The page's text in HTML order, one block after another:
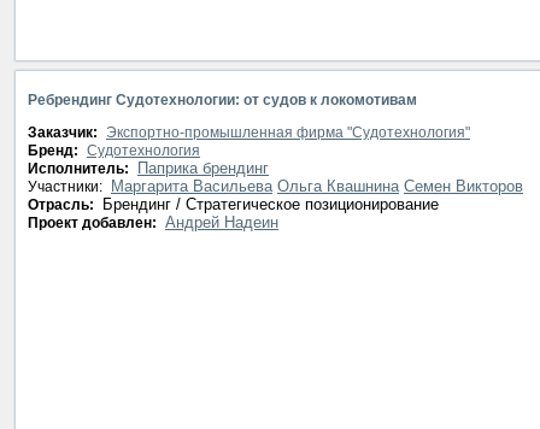
Ребрендинг Судотехнологии: от судов к локомотивам
Заказчик:
Экспортно-промышленная фирма "Судотехнология"
Бренд: Судотехнология
Исполнитель:
Паприка брендинг
Участники: Маргарита Васильева Ольга Квашнина Семен Викторов
Отрасль: Брендинг / Стратегическое позиционирование
Проект добавлен: Андрей Надеин